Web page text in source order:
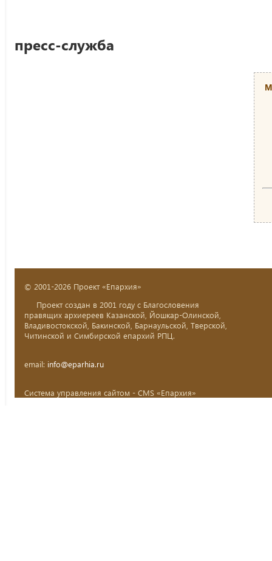
пресс-служба
© 2001-2026 Проект «Епархия»
Проект создан в 2001 году с Благословения
правящих архиереев Казанской, Йошкар-Олинской,
Владивостокской, Бакинской, Барнаульской, Тверской,
Читинской и Симбирской епархий РПЦ.
email: info@eparhia.ru
Система управления сайтом - CMS «Епархия»